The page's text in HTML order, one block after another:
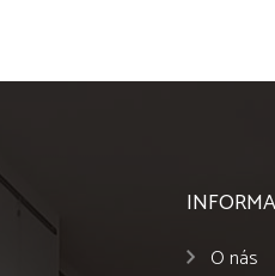
O nás